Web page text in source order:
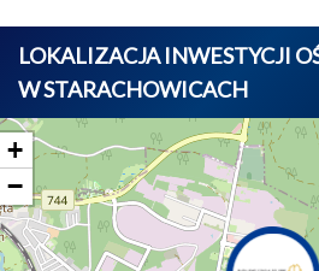
LOKALIZACJA INWESTYCJI
W STARACHOWICACH
+
−